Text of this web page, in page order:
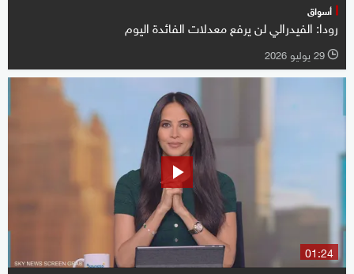
أسواق
رودا: الفيدرالي لن يرفع معدلات الفائدة اليوم
l 29 يوليو 2026
01:24